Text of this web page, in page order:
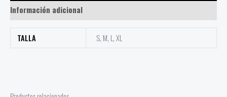
Información adicional
TALLA S, M, L, XL